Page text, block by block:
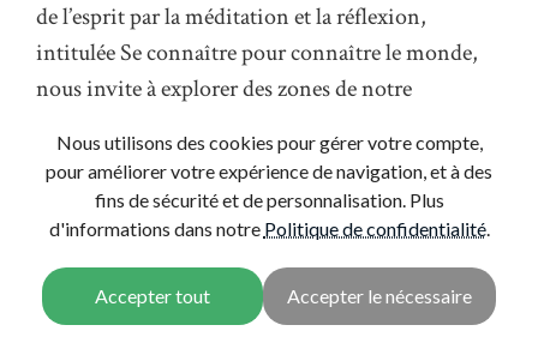
de l’esprit par la méditation et la réflexion,
intitulée Se connaître pour connaître le monde,
nous invite à explorer des zones de notre
tendance à rejeter ou à ne pas remarquer. Une
compréhension plus claire de notre propre
expérience subjective transforme naturellement
nos relations avec les autres et notre vision du
monde.
Nous utilisons des cookies pour gérer votre compte,
pour améliorer votre expérience de navigation, et à des
fins de sécurité et de personnalisation. Plus
d'informations dans notre Politique de confidentialité.